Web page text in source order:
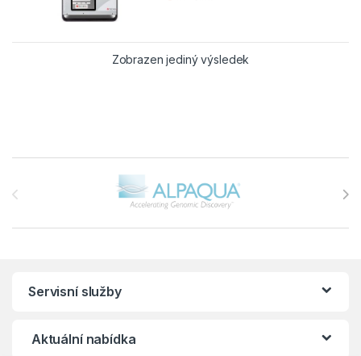
Zobrazen jediný výsledek
Brands Carousel
Servisní služby
Aktuální nabídka